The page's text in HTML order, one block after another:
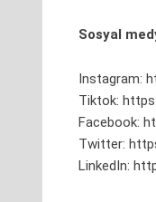
Sosyal
Instagram:
Tiktok:
Facebook:
Twitter:
LinkedIn: